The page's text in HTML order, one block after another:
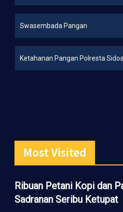
Swasembada Pangan
Ketahanan Pangan Polresta
Most Visited
Ribuan Petani Kopi dan
Sadranan Seribu Ketupat